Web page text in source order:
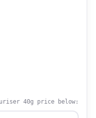
40g price below: